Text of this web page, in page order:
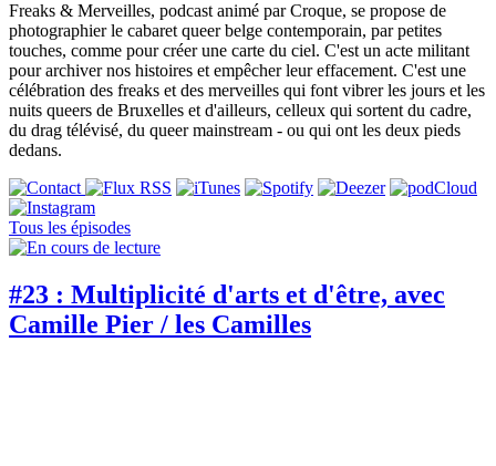
Freaks & Merveilles, podcast animé par Croque, se propose de
photographier le cabaret queer belge contemporain, par petites
touches, comme pour créer une carte du ciel. C'est un acte militant
pour archiver nos histoires et empêcher leur effacement. C'est une
célébration des freaks et des merveilles qui font vibrer les jours et les
nuits queers de Bruxelles et d'ailleurs, celleux qui sortent du cadre,
du drag télévisé, du queer mainstream - ou qui ont les deux pieds
dedans.
Tous les épisodes
#23 : Multiplicité d'arts et d'être, avec
Camille Pier / les Camilles